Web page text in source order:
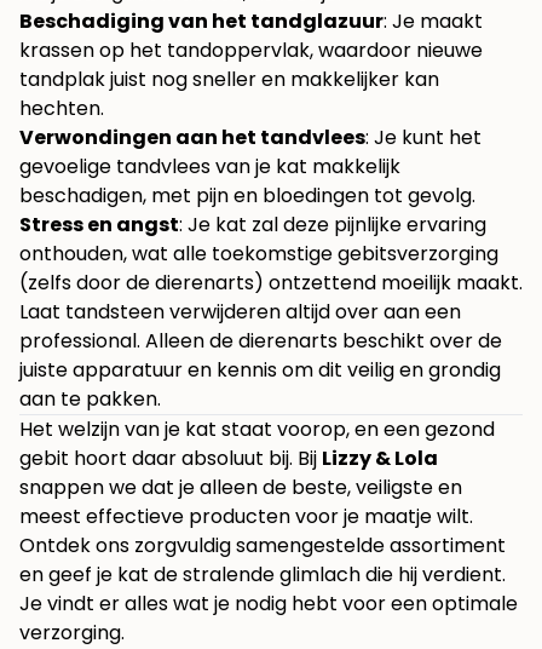
Beschadiging van het tandglazuur: Je maakt
krassen op het tandoppervlak, waardoor nieuwe
tandplak juist nog sneller en makkelijker kan
hechten.
Verwondingen aan het tandvlees: Je kunt het
gevoelige tandvlees van je kat makkelijk
beschadigen, met pijn en bloedingen tot gevolg.
Stress en angst: Je kat zal deze pijnlijke ervaring
onthouden, wat alle toekomstige gebitsverzorging
(zelfs door de dierenarts) ontzettend moeilijk maakt.
Laat tandsteen verwijderen altijd over aan een
professional. Alleen de dierenarts beschikt over de
juiste apparatuur en kennis om dit veilig en grondig
aan te pakken.
Het welzijn van je kat staat voorop, en een gezond
gebit hoort daar absoluut bij. Bij Lizzy & Lola
snappen we dat je alleen de beste, veiligste en
meest effectieve producten voor je maatje wilt.
Ontdek ons zorgvuldig samengestelde assortiment
en geef je kat de stralende glimlach die hij verdient.
Je vindt er alles wat je nodig hebt voor een optimale
verzorging.